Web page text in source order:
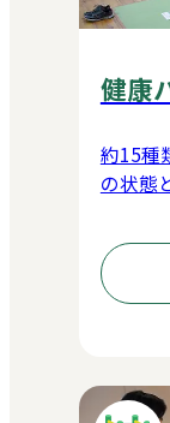
健康
約15種
の状態